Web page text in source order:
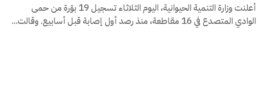
أعلنت وزارة التنمية الحيوانية، اليوم الثلاثاء تسجيل 19 بؤرة من حمى
الوادي المتصدع في 16 مقاطعة، منذ رصد أول إصابة قبل أسابيع. وقالت...